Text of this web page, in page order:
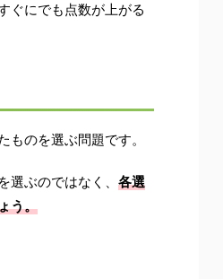
ぐにでも点数が上がる
のを選ぶ問題です。
ぶのではなく、 各選
う。